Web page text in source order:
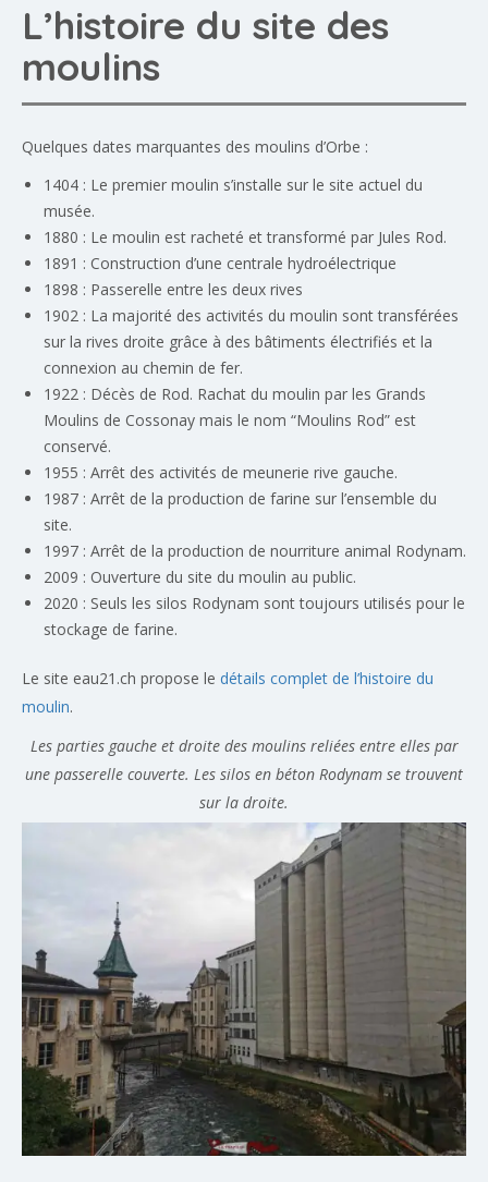
L’histoire du site des
moulins
Quelques dates marquantes des moulins d’Orbe :
1404 : Le premier moulin s’installe sur le site actuel du
musée.
1880 : Le moulin est racheté et transformé par Jules Rod.
1891 : Construction d’une centrale hydroélectrique
1898 : Passerelle entre les deux rives
1902 : La majorité des activités du moulin sont transférées
sur la rives droite grâce à des bâtiments électrifiés et la
connexion au chemin de fer.
1922 : Décès de Rod. Rachat du moulin par les Grands
Moulins de Cossonay mais le nom “Moulins Rod” est
conservé.
1955 : Arrêt des activités de meunerie rive gauche.
1987 : Arrêt de la production de farine sur l’ensemble du
site.
1997 : Arrêt de la production de nourriture animal Rodynam.
2009 : Ouverture du site du moulin au public.
2020 : Seuls les silos Rodynam sont toujours utilisés pour le
stockage de farine.
Le site eau21.ch propose le détails complet de l’histoire du
moulin.
Les parties gauche et droite des moulins reliées entre elles par
une passerelle couverte. Les silos en béton Rodynam se trouvent
sur la droite.